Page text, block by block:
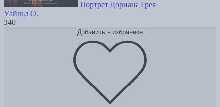
Портрет Дориана Грея
Уайльд О.
340
Добавить в избранное